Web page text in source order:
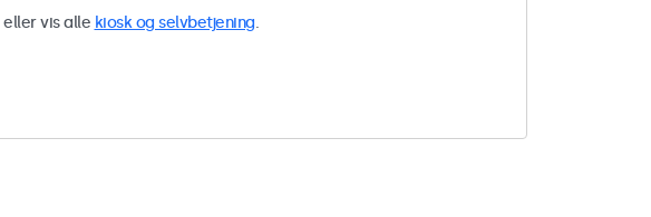
vis alle kiosk og selvbetjening.